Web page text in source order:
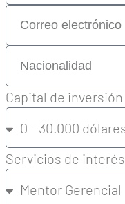
States
+1
Capital de inversión
Servicios de interés